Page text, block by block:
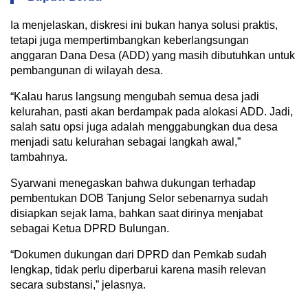
Ia menjelaskan, diskresi ini bukan hanya solusi praktis,
tetapi juga mempertimbangkan keberlangsungan
anggaran Dana Desa (ADD) yang masih dibutuhkan untuk
pembangunan di wilayah desa.
“Kalau harus langsung mengubah semua desa jadi
kelurahan, pasti akan berdampak pada alokasi ADD. Jadi,
salah satu opsi juga adalah menggabungkan dua desa
menjadi satu kelurahan sebagai langkah awal,”
tambahnya.
Syarwani menegaskan bahwa dukungan terhadap
pembentukan DOB Tanjung Selor sebenarnya sudah
disiapkan sejak lama, bahkan saat dirinya menjabat
sebagai Ketua DPRD Bulungan.
“Dokumen dukungan dari DPRD dan Pemkab sudah
lengkap, tidak perlu diperbarui karena masih relevan
secara substansi,” jelasnya.